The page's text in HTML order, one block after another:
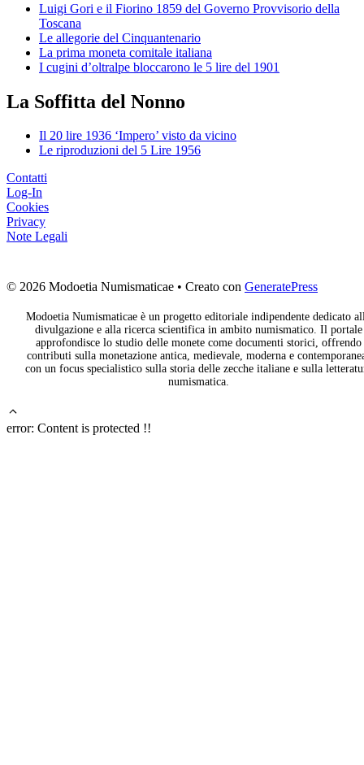
Luigi Gori e il Fiorino 1859 del Governo Provvisorio della
Toscana
Le allegorie del Cinquantenario
La prima moneta comitale italiana
I cugini d’oltralpe bloccarono le 5 lire del 1901
La Soffitta del Nonno
Il 20 lire 1936 ‘Impero’ visto da vicino
Le riproduzioni del 5 Lire 1956
Contatti
Log-In
Cookies
Privacy
Note Legali
© 2026 Modoetia Numismaticae • Creato con GeneratePress
Modoetia Numismaticae è un progetto editoriale indipendente dedicato
divulgazione e alla ricerca scientifica in ambito numismatico. Il portale
approfondisce lo studio delle monete come documenti storici, offrendo
contributi sulla monetazione antica, medievale, moderna e
con un focus specialistico sulla storia delle zecche italiane e sulla
numismatica.
error: Content is protected !!